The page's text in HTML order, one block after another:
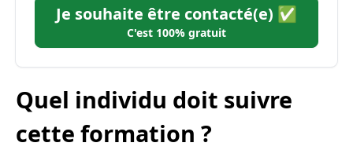
Je souhaite être contacté(e) ✅
C'est 100% gratuit
Quel individu doit suivre
cette formation ?